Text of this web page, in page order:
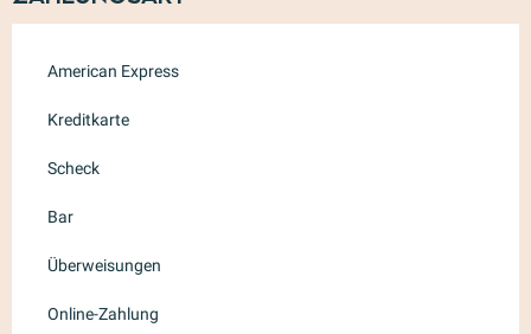
American Express
Kreditkarte
Scheck
Bar
Überweisungen
Online-Zahlung